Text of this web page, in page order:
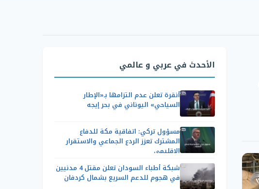
الأحدث في عربي و عالمي
أنقرة تعلن عدم التزامها بـ«الإطار
السياحي» اليوناني في بحر إيجه
مسؤول تركي: اتفاقية مكة للدفاع
المشترك تعزز الردع الجماعي والاستقرار
الإقليمي
شبكة أطباء السودان تعلن مقتل 4 مدنيين
في هجوم للدعم السريع بشمال كردفان